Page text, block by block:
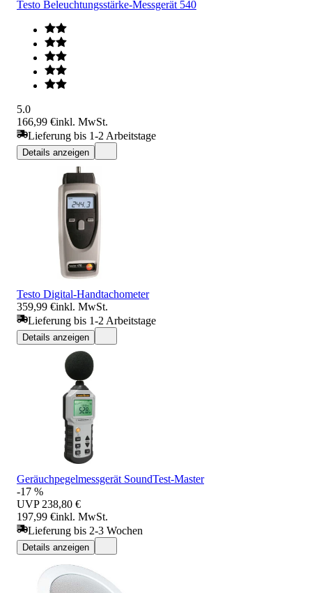
Testo Beleuchtungsstärke-Messgerät 540
5.0
166,99 €inkl. MwSt.
Lieferung bis 1-2 Arbeitstage
Details anzeigen
Testo Digital-Handtachometer
359,99 €inkl. MwSt.
Lieferung bis 1-2 Arbeitstage
Details anzeigen
Geräuchpegelmessgerät SoundTest-Master
-17 %
UVP 238,80 €
197,99 €inkl. MwSt.
Lieferung bis 2-3 Wochen
Details anzeigen